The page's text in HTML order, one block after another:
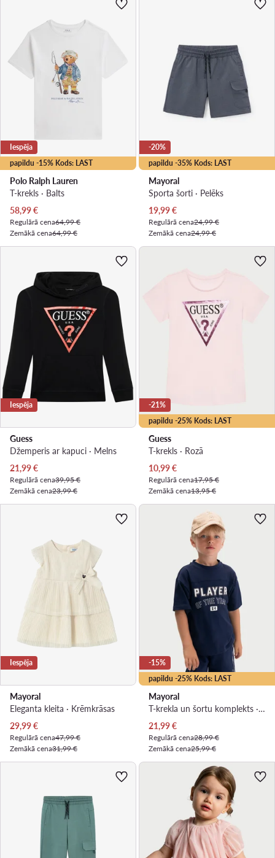
papildu -15% Kods: LAST
Iespēja
Polo Ralph Lauren
T-krekls · Balts
Pašreizējā cena
58,99€
Regulārā cena64,99 €
Zemākā cena64,99 €
papildu -35% Kods: LAST
-20%
Mayoral
Sporta šorti · Pelēks
Pašreizējā cena
19,99€
Regulārā cena24,99 €
Zemākā cena24,99 €
Iespēja
Guess
Džemperis ar kapuci · Melns
Pašreizējā cena
21,99€
Regulārā cena39,95 €
Zemākā cena23,99 €
papildu -25% Kods: LAST
-21%
Guess
T-krekls · Rozā
Pašreizējā cena
10,99€
Regulārā cena17,95 €
Zemākā cena13,95 €
Iespēja
Mayoral
Eleganta kleita · Krēmkrāsas
Pašreizējā cena
29,99€
Regulārā cena47,99 €
Zemākā cena31,99 €
papildu -25% Kods: LAST
-15%
Mayoral
T-krekla un šortu komplekts · Tumši zils
Pašreizējā cena
21,99€
Regulārā cena28,99 €
Zemākā cena25,99 €